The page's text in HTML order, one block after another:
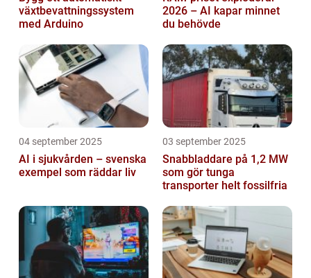
växtbevattningssystem
med Arduino
2026 – AI kapar minnet
du behövde
04 september 2025
AI i sjukvården – svenska
exempel som räddar liv
03 september 2025
Snabbladdare på 1,2 MW
som gör tunga
transporter helt fossilfria